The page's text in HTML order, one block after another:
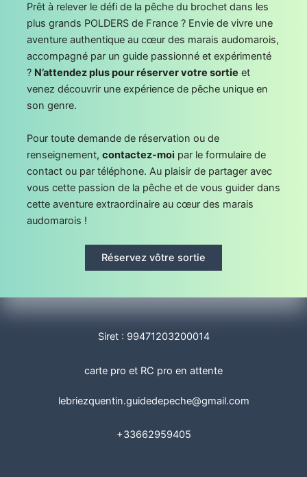
Prêt à relever le défi de la pêche du brochet dans les
plus grands POLDERS de France ? Envie de vivre une
aventure authentique au cœur des marais audomarois,
accompagné par un guide passionné et expérimenté
? N’attendez plus pour réserver votre sortie et
venez découvrir une expérience de pêche unique en
son genre.
Pour toute demande de réservation ou de
renseignement, contactez-moi par le formulaire de
contact ou par téléphone. Au plaisir de partager avec
vous cette passion de la pêche et de vous guider dans
cette aventure extraordinaire au cœur des marais
audomarois !
Réservez vôtre sortie
Siret : 99471203200014
carte pro et RC pro en attente
lebriezquentin.guidedepeche@gmail.com
+33662959405